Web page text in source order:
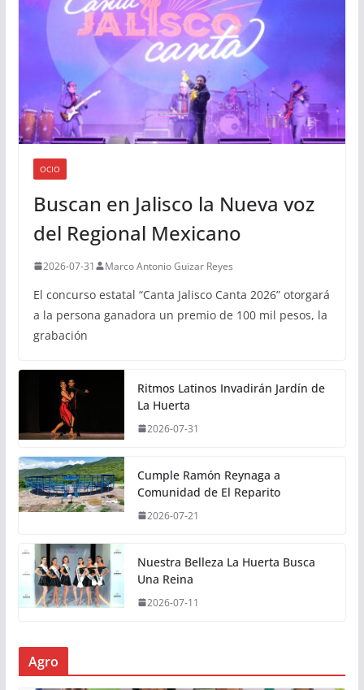
OCIO
Buscan en Jalisco la Nueva voz
del Regional Mexicano
2026-07-31 Marco Antonio Guizar Reyes
El concurso estatal “Canta Jalisco Canta 2026” otorgará
a la persona ganadora un premio de 100 mil pesos, la
grabación
Ritmos Latinos Invadirán Jardín de
La Huerta
2026-07-31
Cumple Ramón Reynaga a
Comunidad de El Reparito
2026-07-21
Nuestra Belleza La Huerta Busca
Una Reina
2026-07-11
Agro